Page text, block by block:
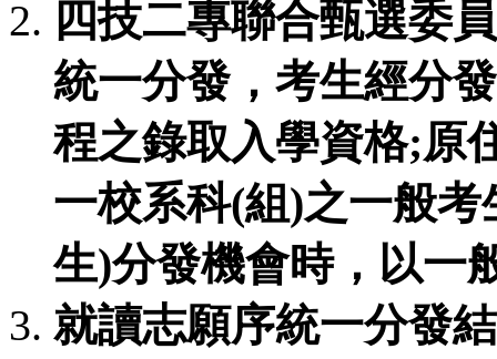
四技二專聯合甄選委
統一分發，考生經分
程之錄取入學資格;原
一校系科(組)之一般
生)分發機會時，以一
就讀志願序統一分發